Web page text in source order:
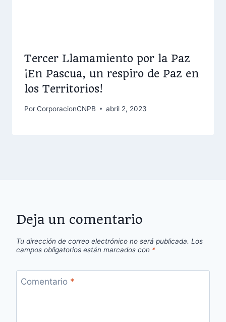
Tercer Llamamiento por la Paz
¡En Pascua, un respiro de Paz en
los Territorios!
PorCorporacionCNPB abril 2, 2023
Deja un comentario
Tu dirección de correo electrónico no será publicada. Los
campos obligatorios están marcados con *
Comentario *